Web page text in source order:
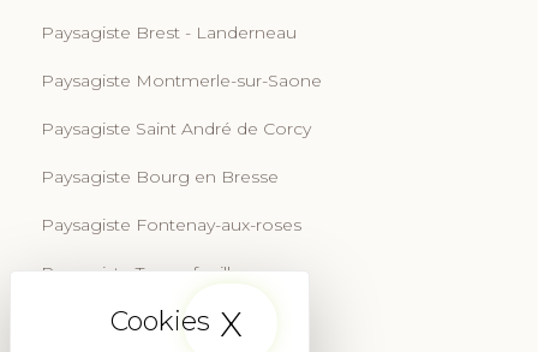
X
Paysagiste Brest - Landerneau
Paysagiste Montmerle-sur-Saone
Paysagiste Saint André de Corcy
Paysagiste Bourg en Bresse
Paysagiste Fontenay-aux-roses
Paysagiste Tournefeuille
Paysagiste Aix-en-Provence